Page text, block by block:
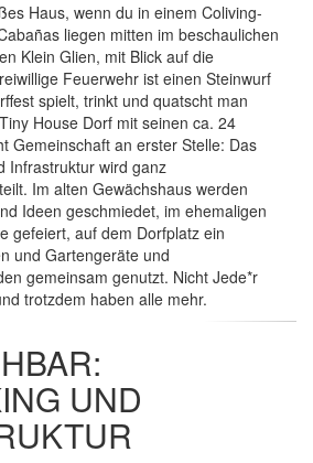
Haus, wenn du in einem Coliving-
liegen mitten im beschaulichen
Klein Glien, mit Blick auf die
Feuerwehr ist einen Steinwurf
spielt, trinkt und quatscht man
House Dorf mit seinen ca. 24
Gemeinschaft an erster Stelle: Das
Infrastruktur wird ganz
Im alten Gewächshaus werden
Ideen geschmiedet, im ehemaligen
gefeiert, auf dem Dorfplatz ein
und Gartengeräte und
gemeinsam genutzt. Nicht Jede*r
trotzdem haben alle mehr.
UND